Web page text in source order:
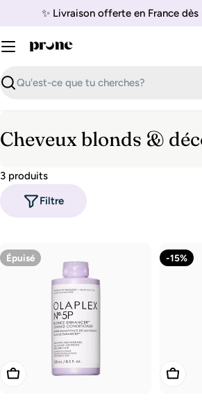
contenu
✨ Livraison offerte en France dès
Recherche
C
l
c
Cheveux blonds &
3 produits
Filtre
Épuisé
Choisissez Les Options
-15%